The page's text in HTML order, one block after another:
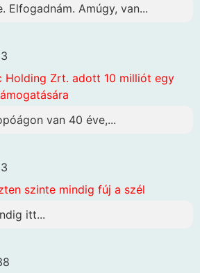
Elfogadnám. Amúgy, van...
Holding Zrt. adott 10 milliót egy
van 40 éve,...
szinte mindig fúj a szél
itt...